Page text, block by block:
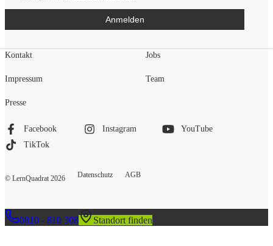
Anmelden
Kontakt
Impressum
Presse
Jobs
Team
Facebook Instagram
YouTube
TikTok
© LernQuadrat 2026 Datenschutz AGB
0810 - 810 308 Standort finden